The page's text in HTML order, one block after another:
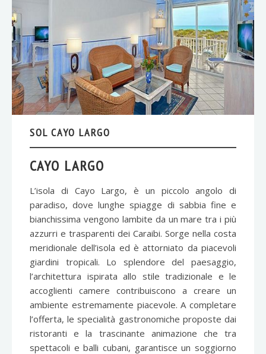
SOL CAYO LARGO
CAYO LARGO
L’isola di Cayo Largo, è un piccolo angolo di
paradiso, dove lunghe spiagge di sabbia fine e
bianchissima vengono lambite da un mare tra i più
azzurri e trasparenti dei Caraibi. Sorge nella costa
meridionale dell’isola ed è attorniato da piacevoli
giardini tropicali. Lo splendore del paesaggio,
l’architettura ispirata allo stile tradizionale e le
accoglienti camere contribuiscono a creare un
ambiente estremamente piacevole. A completare
l’offerta, le specialità gastronomiche proposte dai
ristoranti e la trascinante animazione che tra
spettacoli e balli cubani, garantisce un soggiorno